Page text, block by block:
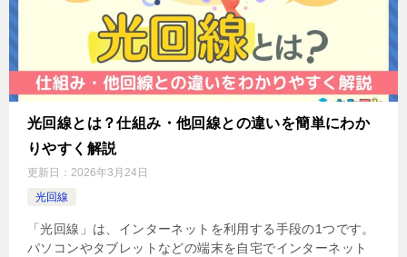
光回線とは？仕組み・他回線との違いを簡単にわか
りやすく解説
更新日： 2026年3月24日
光回線
「光回線」は、インターネットを利用する手段の1つです。
パソコンやタブレットなどの端末を自宅でインターネット